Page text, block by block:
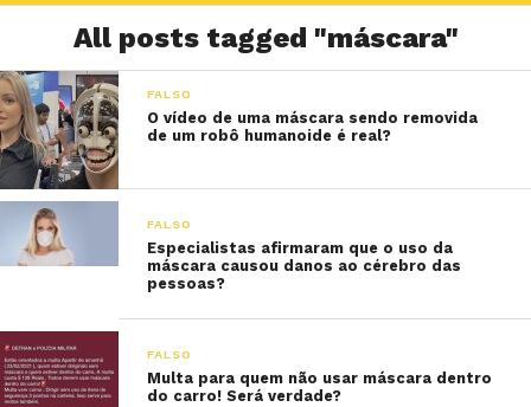
All posts tagged "máscara"
FALSO
O vídeo de uma máscara sendo removida
de um robô humanoide é real?
FALSO
Especialistas afirmaram que o uso da
máscara causou danos ao cérebro das
pessoas?
FALSO
Multa para quem não usar máscara dentro
do carro! Será verdade?